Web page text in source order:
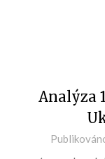
Analýza